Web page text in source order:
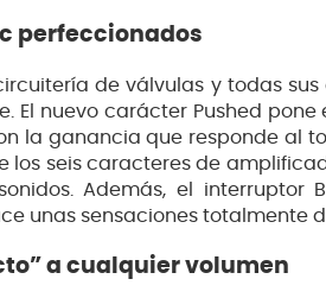
perfeccionados
de válvulas y todas
El nuevo carácter Pushed pone
la ganancia que responde al
los seis caracteres de
Además, el interruptor
unas sensaciones totalmente
a cualquier volumen